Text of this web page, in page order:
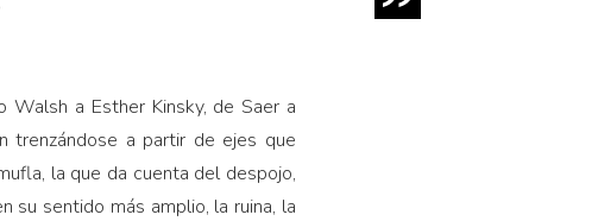
a Esther Kinsky, de Saer a
trenzándose a partir de ejes que
la que da cuenta del despojo,
su sentido más amplio, la ruina, la